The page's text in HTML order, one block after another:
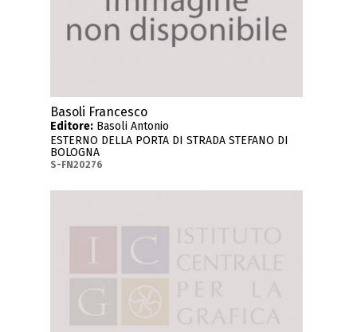
Basoli Francesco
Editore: Basoli Antonio
ESTERNO DELLA PORTA DI STRADA STEFANO DI
BOLOGNA
S-FN20276